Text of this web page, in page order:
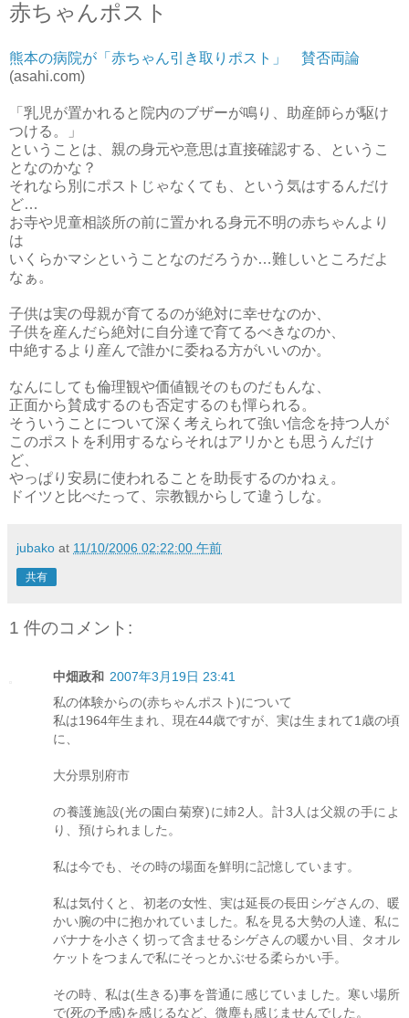
赤ちゃんポスト
熊本の病院が「赤ちゃん引き取りポスト」 賛否両論
(asahi.com)
「乳児が置かれると院内のブザーが鳴り、助産師らが駆け
つける。」
ということは、親の身元や意思は直接確認する、というこ
となのかな？
それなら別にポストじゃなくても、という気はするんだけ
ど…
お寺や児童相談所の前に置かれる身元不明の赤ちゃんより
は
いくらかマシということなのだろうか…難しいところだよ
なぁ。
子供は実の母親が育てるのが絶対に幸せなのか、
子供を産んだら絶対に自分達で育てるべきなのか、
中絶するより産んで誰かに委ねる方がいいのか。
なんにしても倫理観や価値観そのものだもんな、
正面から賛成するのも否定するのも憚られる。
そういうことについて深く考えられて強い信念を持つ人が
このポストを利用するならそれはアリかとも思うんだけ
ど、
やっぱり安易に使われることを助長するのかねぇ。
ドイツと比べたって、宗教観からして違うしな。
jubako at 11/10/2006 02:22:00 午前
共有
1 件のコメント:
中畑政和 2007年3月19日 23:41
私の体験からの(赤ちゃんポスト)について
私は1964年生まれ、現在44歳ですが、実は生まれて1歳の頃
に、
大分県別府市
の養護施設(光の園白菊寮)に姉2人。計3人は父親の手によ
り、預けられました。
私は今でも、その時の場面を鮮明に記憶しています。
私は気付くと、初老の女性、実は延長の長田シゲさんの、暖
かい腕の中に抱かれていました。私を見る大勢の人達、私に
バナナを小さく切って含ませるシゲさんの暖かい目、タオル
ケットをつまんで私にそっとかぶせる柔らかい手。
その時、私は(生きる)事を普通に感じていました。寒い場所
で(死の予感)を感じるなど、微塵も感じませんでした。